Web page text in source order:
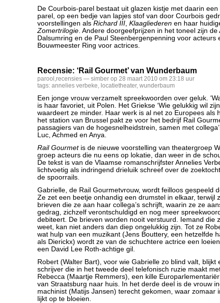
De Courbois-parel bestaat uit glazen kistje met daarin
parel, op een bedje van lapjes stof van door Courbois
voorstellingen als Richard III, Klaagliederen en haar
Zomertrilogie. Andere doorgeefprijzen in het toneel zijn de
Dalsumring en de Paul Steenbergenpenning voor acteurs
Bouwmeester Ring voor actrices.
Recensie: ‘Rail Gourmet’ van Wunderbaum
parool ,recensies — simber op 28 maart 2010 om 23:18 uur
tags: annelies verbeke, locatietheater, wunderbaum
Een jonge vrouw verzamelt spreekwoorden over geluk.
is haar favoriet, uit Polen. Het Griekse ‘Wie gelukkig wil
waardeert ze minder. Haar werk is al net zo Europees als
het station van Brussel pakt ze voor het bedrijf Rail
passagiers van de hogesnelheidstrein, samen met
Luc, Achmed en Anya.
Rail Gourmetis de nieuwe voorstelling van theatergroep
groep acteurs die nu eens op lokatie, dan weer in de
De tekst is van de Vlaamse romanschrijfster Annelies
lichtvoetig als indringend drieluik schreef over de
de spoorrails.
Gabrielle, de Rail Gourmetvrouw, wordt feilloos gespeeld
Ze zet een beetje onhandig een drumstel in elkaar, terwijl
brieven die ze aan haar collega’s schrijft, waarin ze ze
gedrag, zichzelf verontschuldigd en nog meer
debiteert. De brieven worden nooit verstuurd. Iemand die
weet, kan niet anders dan diep ongelukkig zijn. Tot ze
wat hulp van een muzikant (Jens Bouttery, een hetzelfde
als Dierickx) wordt ze van de schuchtere actrice een
een David Lee Roth-achtige gil.
Robert (Walter Bart), voor wie Gabrielle zo blind valt, blijkt
schrijver die in het tweede deel telefonisch ruzie maakt
Rebecca (Maartje Remmers), een kille
van Straatsburg naar huis. In het derde deel is de vrouw
machinist (Matijs Jansen) terecht gekomen, waar zomaar
lijkt op te bloeien.